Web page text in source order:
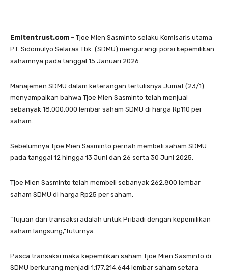
Emitentrust.com – Tjoe Mien Sasminto selaku Komisaris utama
PT. Sidomulyo Selaras Tbk. (SDMU) mengurangi porsi kepemilikan
sahamnya pada tanggal 15 Januari 2026.
Manajemen SDMU dalam keterangan tertulisnya Jumat (23/1)
menyampaikan bahwa Tjoe Mien Sasminto telah menjual
sebanyak 18.000.000 lembar saham SDMU di harga Rp110 per
saham.
Sebelumnya Tjoe Mien Sasminto pernah membeli saham SDMU
pada tanggal 12 hingga 13 Juni dan 26 serta 30 Juni 2025.
Tjoe Mien Sasminto telah membeli sebanyak 262.800 lembar
saham SDMU di harga Rp25 per saham.
“Tujuan dari transaksi adalah untuk Pribadi dengan kepemilikan
saham langsung,”tuturnya.
Pasca transaksi maka kepemilikan saham Tjoe Mien Sasminto di
SDMU berkurang menjadi 1.177.214.644 lembar saham setara